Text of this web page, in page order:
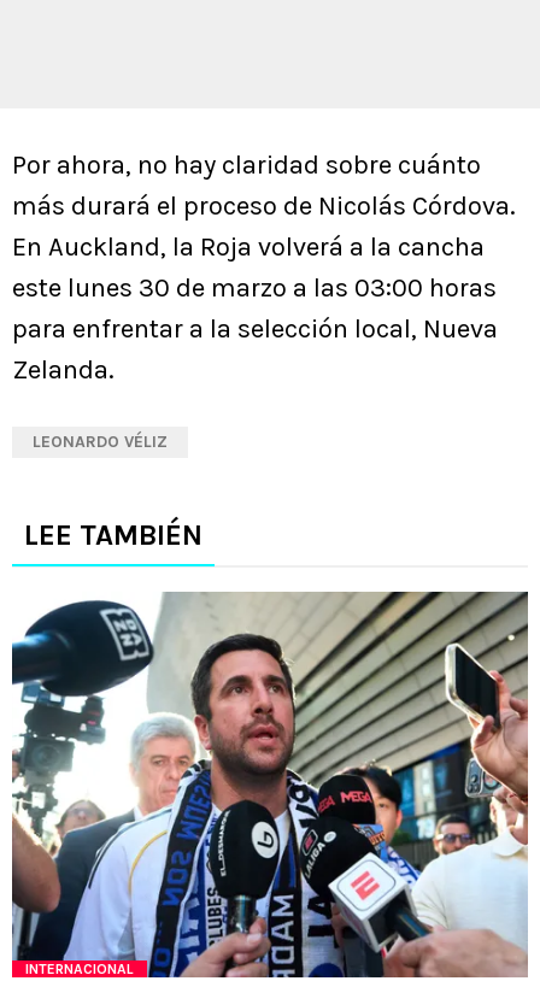
Por ahora, no hay claridad sobre cuánto
más durará el proceso de Nicolás Córdova.
En Auckland, la Roja volverá a la cancha
este lunes 30 de marzo a las 03:00 horas
para enfrentar a la selección local, Nueva
Zelanda.
LEONARDO VÉLIZ
LEE TAMBIÉN
INTERNACIONAL